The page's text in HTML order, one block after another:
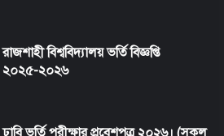
রাজশাহী বিশ্ববিদ্যালয় ভর্তি বিজ্ঞপ্তি
২০২৫-২০২৬